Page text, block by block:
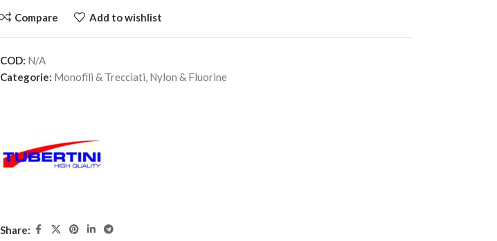
16,00€ 4 disponibili
TUBERTINI HONOR NEUTRAL – 25mm
(1000 metri)
TUBERTINI HONOR NEUTRAL – 30mm
Compare Add to wishlist
COD: N/A
Categorie: Monofili & Trecciati, Nylon & Fluorine
Share: